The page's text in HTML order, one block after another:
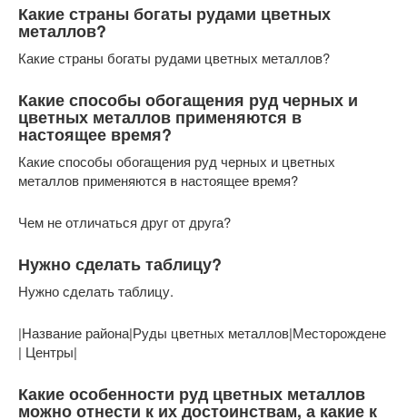
Какие страны богаты рудами цветных
металлов?
Какие страны богаты рудами цветных металлов?
Какие способы обогащения руд черных и
цветных металлов применяются в
настоящее время?
Какие способы обогащения руд черных и цветных
металлов применяются в настоящее время?
Чем не отличаться друг от друга?
Нужно сделать таблицу?
Нужно сделать таблицу.
|Название района|Руды цветных металлов|Месторождене
| Центры|
Какие особенности руд цветных металлов
можно отнести к их достоинствам, а какие к